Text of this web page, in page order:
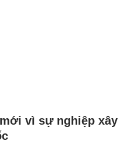
vì sự nghiệp xây